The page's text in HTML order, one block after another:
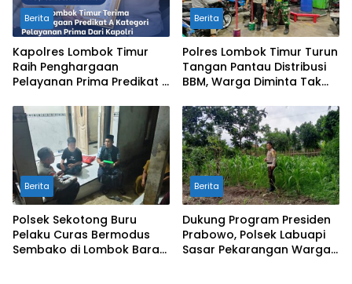
Berita
Kapolres Lombok Timur
Raih Penghargaan
Pelayanan Prima Predikat A
Berita
Polres Lombok Timur Turun
Tangan Pantau Distribusi
BBM, Warga Diminta Tak
Berita
Polsek Sekotong Buru
Pelaku Curas Bermodus
Sembako di Lombok Barat,
Berita
Dukung Program Presiden
Prabowo, Polsek Labuapi
Sasar Pekarangan Warga